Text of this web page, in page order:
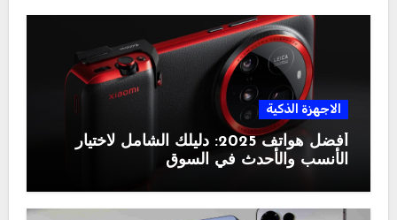
الاجهزة الذكية
أفضل هواتف 2025: دليلك الشامل لاختيار
الأنسب والأحدث في السوق